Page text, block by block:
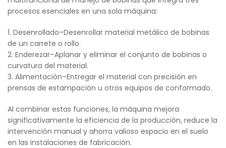
procesos esenciales en una sola máquina:
1. Desenrollado–Desenrollar material metálico de bobinas
de un carrete o rollo.
2. Enderezar–Aplanar y eliminar el conjunto de bobinas o
curvatura del material.
3. Alimentación–Entregar el material con precisión en
prensas de estampación u otros equipos de conformado.
Al combinar estas funciones, la máquina mejora
significativamente la eficiencia de la producción, reduce la
intervención manual y ahorra valioso espacio en el suelo
en las instalaciones de fabricación.